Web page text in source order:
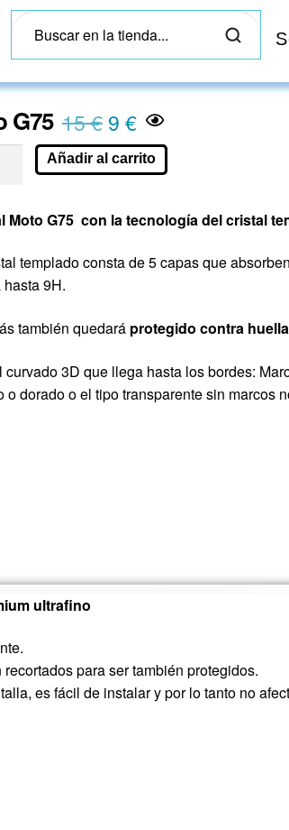
G75 15€ 9 €
Añadir al carrito
Moto G75 con la tecnología del cristal
templado consta de 5 capas que
hasta 9H.
también quedará protegido contra
curvado 3D que llega hasta los bordes:
o dorado o el tipo transparente sin marcos
ultrafino
para ser también protegidos.
es fácil de instalar y por lo tanto no